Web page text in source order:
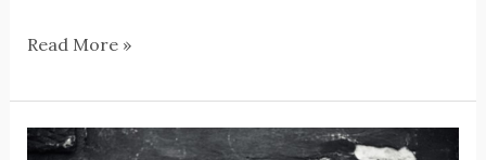
Read More »
Alienação